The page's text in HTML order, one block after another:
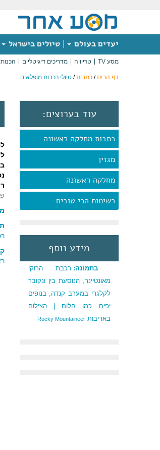
יעדים בעולם טיולים בישראל
מסע TV טריוויה מדריכים דיגיטליים
דף הבית/ כתבות/ טיולי רכבות מופלאים
עוד בערוצים:
כתבות מחלקה ראשונה
מגזין
מחלקה ראשונה
רשימות הכי טובים
מידע נוסף
בתמונה: רכבת הרוקי
מאונטיינר, הנוסעת בין ונקובר
לקלגרי במערב קנדה, בנופים
יפים כמו חלום | הצילום
באדיבותRocky Mountaineer